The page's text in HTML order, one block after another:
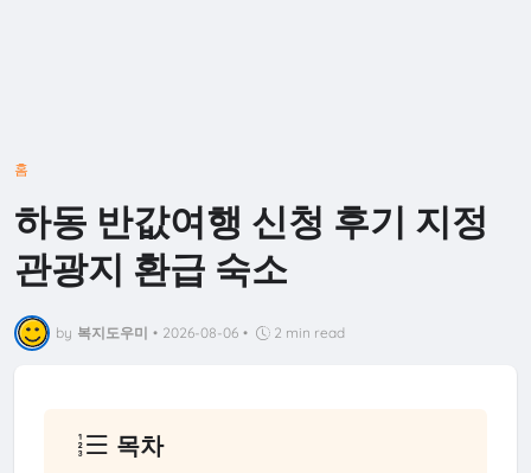
홈
하동 반값여행 신청 후기 지정
관광지 환급 숙소
by 복지도우미 • 2026-08-06 • 2 min read
목차